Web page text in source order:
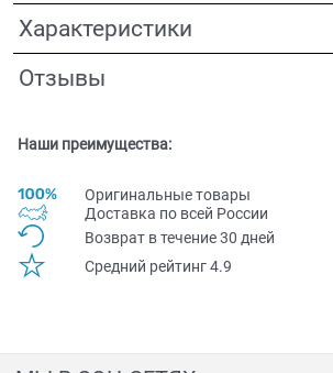
Характеристики
Отзывы
Наши преимущества:
Оригинальные товары
Доставка по всей Pоссии
Возврат в течение 30 дней
Средний рейтинг 4.9